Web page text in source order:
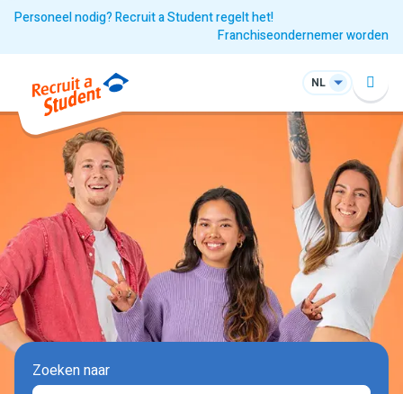
Personeel nodig? Recruit a Student regelt het!
Franchiseondernemer worden
NL
Zoeken naar